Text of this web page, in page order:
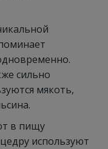
сильно
мякоть,
в пищу
используют